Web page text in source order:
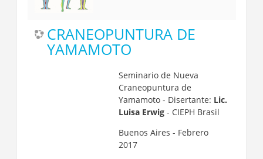
CRANEOPUNTURA DE
YAMAMOTO
Seminario de Nueva
Craneopuntura de
Yamamoto - Disertante: Lic.
Luisa Erwig - CIEPH Brasil
Buenos Aires - Febrero
2017